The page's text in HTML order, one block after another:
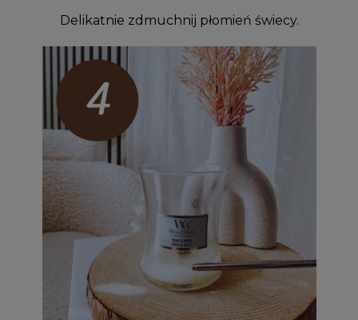
Delikatnie zdmuchnij płomień świecy.